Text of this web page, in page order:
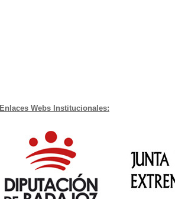
Enlaces Webs Institucionales: